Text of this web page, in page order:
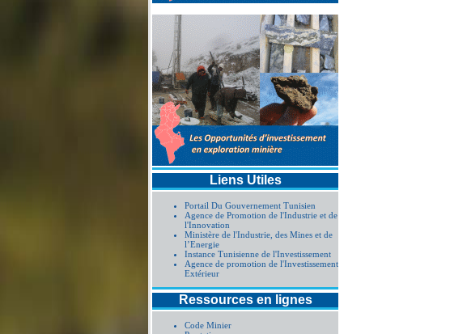
Liens Utiles
Portail Du Gouvernement Tunisien
Agence de Promotion de l'Industrie et de
l'Innovation
Ministère de l'Industrie, des Mines et de
l’Energie
Instance Tunisienne de l'Investissement
Agence de promotion de l'Investissement
Extérieur
Ressources en lignes
Code Minier